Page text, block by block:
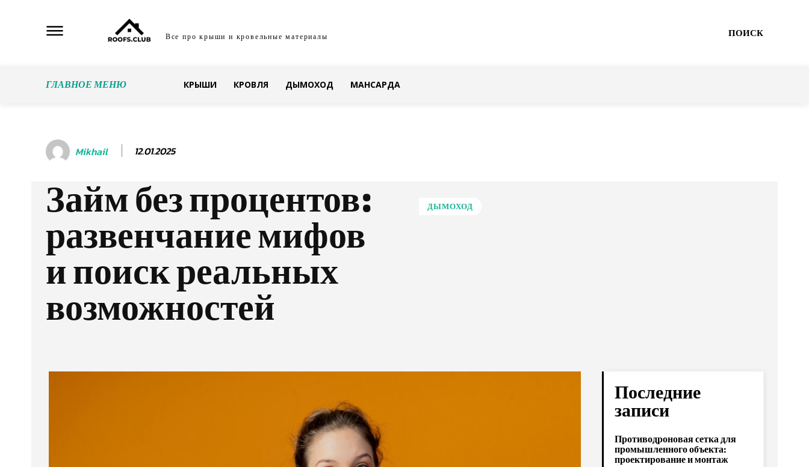
Все про крыши и кровельные материалы ПОИСК
ГЛАВНОЕ МЕНЮ КРЫШИ КРОВЛЯ ДЫМОХОД МАНСАРДА
Mikhail 12.01.2025
Займ без процентов:
развенчание мифов
и поиск реальных
возможностей
ДЫМОХОД
Последние
записи
Противодроновая сетка для
промышленного объекта:
проектирование и монтаж